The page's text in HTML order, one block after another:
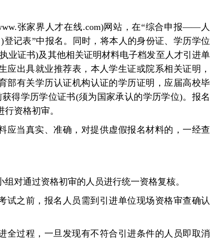
张家界人才在线.com)网站，在“综合申报——人
记表”中报名。同时，将本人的身份证、学历学位
业证书)及其他相关证明材料电子档发至人才引进单
应出具就业推荐表，本人学生证或院系相关证明，
部有关学历认证机构认证的学历证明，应届高校毕
获得学历学位证书(须为国家承认的学历学位)。报名
资格初审。
应当真实、准确，对提供虚假报名材料的，一经查
对通过资格初审的人员进行统一资格复核。
试之前，报名人员需到引进单位现场资格审查确认
全过程，一旦发现有不符合引进条件的人员即取消